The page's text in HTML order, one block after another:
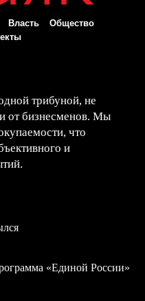
Власть
Общество
трибуной, не
от бизнесменов. Мы
что
и
«Единой России»